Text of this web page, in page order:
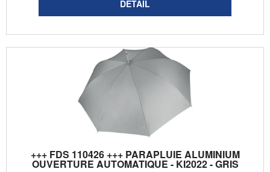
+++ FDS 110426 +++ PARAPLUIE ALUMINIUM
OUVERTURE AUTOMATIQUE - KI2022 - GRIS